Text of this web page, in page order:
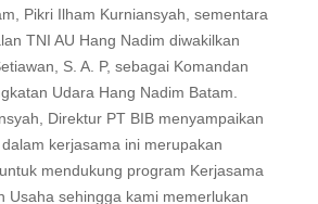
Pikri Ilham Kurniansyah, sementara
TNI AU Hang Nadim diwakilkan
S. A. P, sebagai Komandan
Udara Hang Nadim Batam.
Direktur PT BIB menyampaikan
kerjasama ini merupakan
mendukung program Kerjasama
Usaha sehingga kami memerlukan